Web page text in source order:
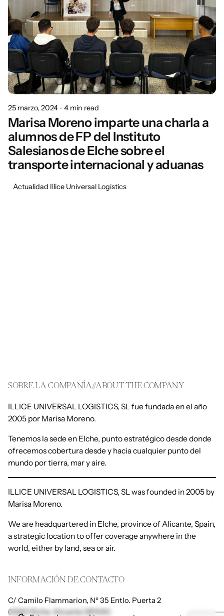
25 marzo, 2024 4 min read
Marisa Moreno imparte una charla a
alumnos de FP del Instituto
Salesianos de Elche sobre el
transporte internacional y aduanas
Actualidad Illice Universal Logistics
SOBRE LA COMPAÑÍA//ABOUT THE COMPANY
ILLICE UNIVERSAL LOGISTICS, SL fue fundada en el año
2005 por Marisa Moreno.
Tenemos la sede en Elche, punto estratégico desde donde
ofrecemos cobertura desde y hacia cualquier punto del
mundo por tierra, mar y aire.
ILLICE UNIVERSAL LOGISTICS, SL was founded in 2005 by
Marisa Moreno.
We are headquartered in Elche, province of Alicante, Spain,
a strategic location to offer coverage anywhere in the
world, either by land, sea or air.
INFORMACIÓN DE CONTACTO
C/ Camilo Flammarion, Nº 35 Entlo. Puerta 2
03201 Elche. Alicante (SPAIN)